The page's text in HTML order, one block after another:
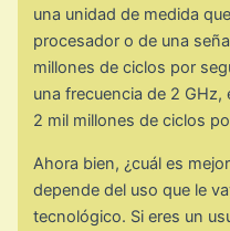
una unidad de medida
procesador o de una
millones de ciclos por
una frecuencia de 2
2 mil millones de ciclos
Ahora bien, ¿cuál es
depende del uso que le
tecnológico. Si eres un